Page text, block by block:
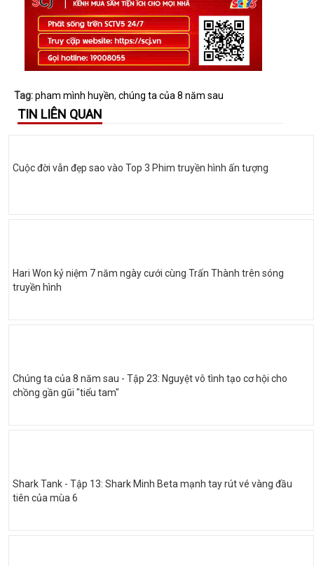
Tag:pham mình huyền, chúng ta của 8 năm sau
TIN LIÊN QUAN
Cuộc đời vẫn đẹp sao vào Top 3 Phim truyền hình ấn tượng
Hari Won kỷ niệm 7 năm ngày cưới cùng Trấn Thành trên sóng
truyền hình
Chúng ta của 8 năm sau - Tập 23: Nguyệt vô tình tạo cơ hội cho
chồng gần gũi "tiểu tam"
Shark Tank - Tập 13: Shark Minh Beta mạnh tay rút vé vàng đầu
tiên của mùa 6